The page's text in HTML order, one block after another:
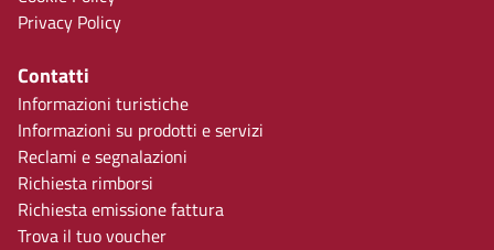
Privacy Policy
Contatti
Informazioni turistiche
Informazioni su prodotti e servizi
Reclami e segnalazioni
Richiesta rimborsi
Richiesta emissione fattura
Trova il tuo voucher